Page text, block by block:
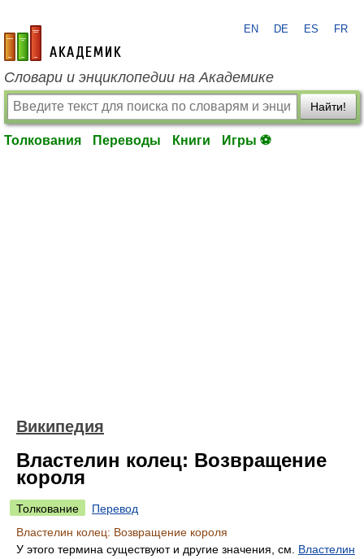
academic.ru
EN DE ES FR
Словари и энциклопедии на Академике
Найти!
Толкования Переводы Книги Игры ⚽
Википедия
Властелин колец: Возвращение
короля
Толкование
Перевод
Властелин колец: Возвращение короля
У этого термина существуют и другие значения, см. Властелин